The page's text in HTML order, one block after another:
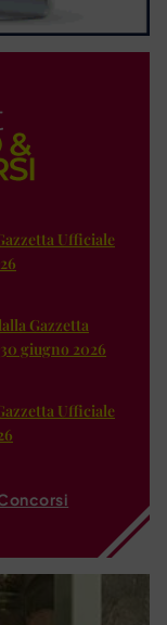
Ufficiale
Gazzetta
giugno 2026
Ufficiale